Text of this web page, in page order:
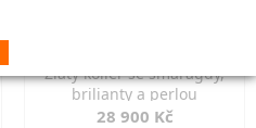
Zlatý kolier se smaragdy,
brilianty a perlou
28 900 Kč